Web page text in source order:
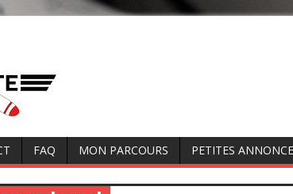
FAQ MON PARCOURS PETITES